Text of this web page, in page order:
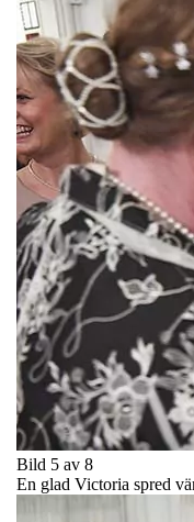
Bild 5 av 8
En glad Victoria spred